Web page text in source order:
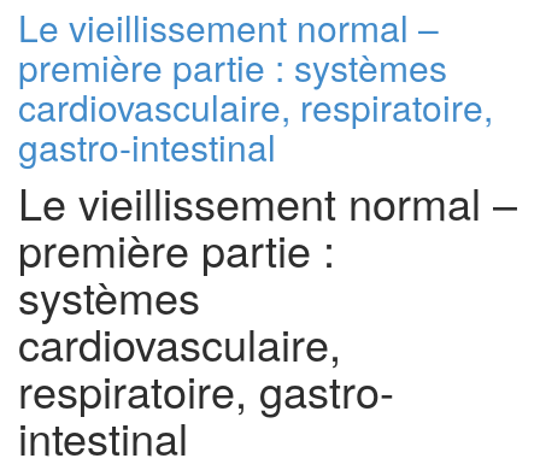
Le vieillissement normal –
première partie : systèmes
cardiovasculaire, respiratoire,
gastro-intestinal
Le vieillissement normal –
première partie :
systèmes
cardiovasculaire,
respiratoire, gastro-
intestinal